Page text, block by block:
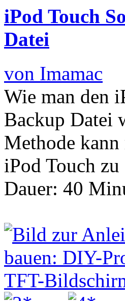
iPod Touch
Datei
von Imamac
Wie man den
Backup Datei
Methode
iPod Touch zu
Dauer: 40